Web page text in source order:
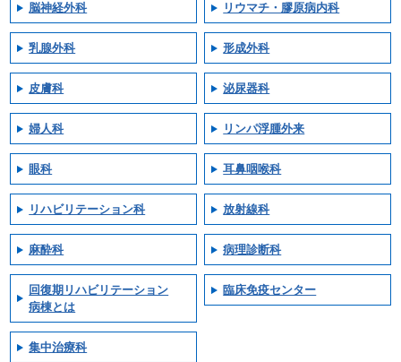
脳神経外科 リウマチ・膠原病内科
乳腺外科 形成外科
皮膚科 泌尿器科
婦人科 リンパ浮腫外来
眼科 耳鼻咽喉科
リハビリテーション科 放射線科
麻酔科 病理診断科
回復期リハビリテーション
病棟とは
臨床免疫センター
集中治療科